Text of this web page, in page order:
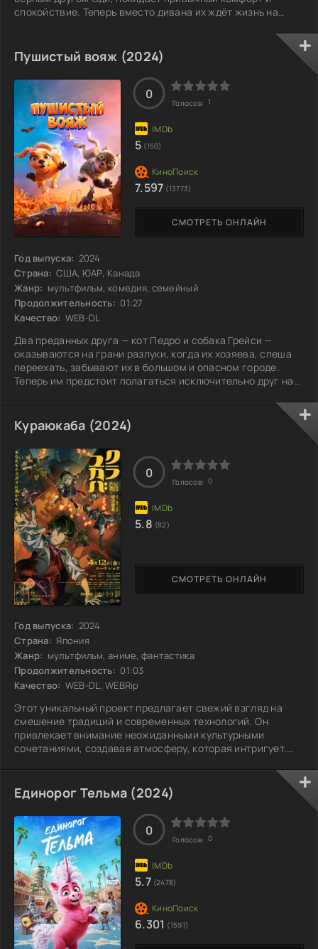
спокойствие. Теперь вместо дивана их ждёт жизнь на
не только родным, но и настоящим проводником в этот
новый мир, открывает перед ними захватывающие
горизонты, где каждое мгновение полнится интригой. На
их пути встречаются как забавные, так и опасные
испытания, которые полностью меняют
Пушистый вояж (2024)
Год выпуска: 2024
Страна: США, ЮАР, Канада
Жанр: мультфильм, комедия, семейный
Продолжительность: 01:27
Качество: WEB-DL
Два преданных друга — кот Педро и собака Грейси —
оказываются на грани разлуки, когда их хозяева, спеша
переехать, забывают их в большом и опасном городе.
Теперь им предстоит полагаться исключительно друг на
уличными животными и хитроумные ловушки городских
джунглей ставят их дружбу под угрозу. Каждый новый
вызов требует от них смелости и изобретательности, и
именно поддержка друг друга
СМОТРЕТЬ ОНЛАЙН
0
Голосов: 1
5 (150)
7.597 (13773)
Кураюкаба (2024)
Год выпуска: 2024
Страна: Япония
Жанр: мультфильм, аниме, фантастика
Продолжительность: 01:03
Качество: WEB-DL, WEBRip
Этот уникальный проект предлагает свежий взгляд на
смешение традиций и современных технологий. Он
привлекает внимание неожиданными культурными
сочетаниями, создавая атмосферу, которая интригует.
зрителей в мир, где каждый элемент имеет значение и
скрытый смысл. Проект соединяет людей из разных
уголков планеты, предоставляя им возможность стать
частью чего-то большего, чем просто событие. Каждый
может найти здесь что-то близкое: от глубоких
СМОТРЕТЬ ОНЛАЙН
0
Голосов: 0
5.8 (82)
Единорог Тельма (2024)
0
Голосов: 0
5.7 (2478)
6.301 (1591)